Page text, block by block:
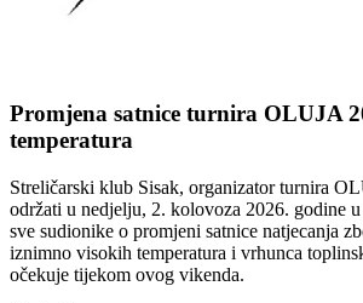
Promjena satnice turnira OLUJA
temperatura
Streličarski klub Sisak, organizator turnira
održati u nedjelju, 2. kolovoza 2026. godine
sve sudionike o promjeni satnice natjecanja
iznimno visokih temperatura i vrhunca
očekuje tijekom ovog vikenda.